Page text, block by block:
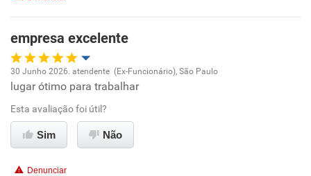
empresa excelente
Oportunidade de promoção
Ambiente de trabalho
30 Junho 2026. atendente (Ex-Funcionário), São Paulo
lugar ótimo para trabalhar
Esta avaliação foi útil?
Sim Não
Denunciar